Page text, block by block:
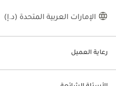
رعاية العميل
الإمارات العربية المتحدة (د.إ)